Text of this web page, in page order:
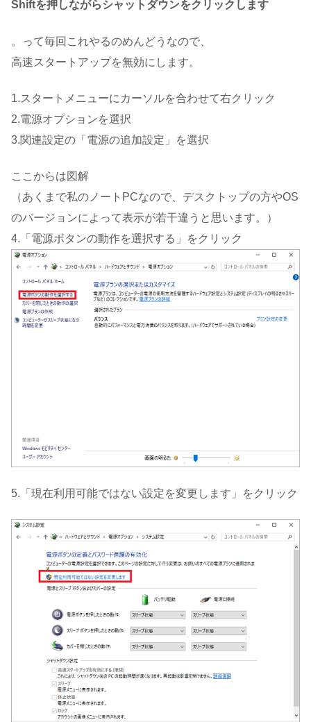
Shiftを押しながらシャットダウンをクリックします
。って毎回これやるのめんどうなので、
高速スタートアップを無効にします。
1.スタートメニューにカーソルを合わせて右クリック
2.電源オプションを選択
3.関連設定の「電源の追加設定」を選択
ここからは図解
（あくまで私のノートPCなので、デスクトップの方やOS
のバージョンによって表示が若干違うと思います。）
4.「電源ボタンの動作を選択する」をクリック
5.「現在利用可能ではない設定を変更します」をクリック